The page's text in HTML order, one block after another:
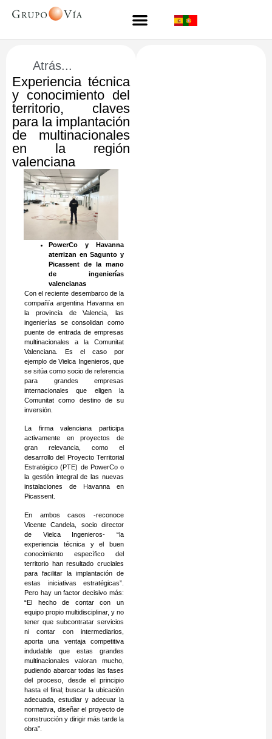
Atrás...
Experiencia técnica
y conocimiento del
territorio, claves
para la implantación
de multinacionales
en la región
valenciana
PowerCo y Havanna
aterrizan en Sagunto y
Picassent de la mano
de ingenierías
valencianas
Con el reciente desembarco de la
compañía argentina Havanna en
la provincia de Valencia, las
ingenierías se consolidan como
puente de entrada de empresas
multinacionales a la Comunitat
Valenciana. Es el caso por
ejemplo de Vielca Ingenieros, que
se sitúa como socio de referencia
para grandes empresas
internacionales que eligen la
Comunitat como destino de su
inversión.
La firma valenciana participa
activamente en proyectos de
gran relevancia, como el
desarrollo del Proyecto Territorial
Estratégico (PTE) de PowerCo o
la gestión integral de las nuevas
instalaciones de Havanna en
Picassent.
En ambos casos -reconoce
Vicente Candela, socio director
de Vielca Ingenieros- “la
experiencia técnica y el buen
conocimiento específico del
territorio han resultado cruciales
para facilitar la implantación de
estas iniciativas estratégicas”.
Pero hay un factor decisivo más:
“El hecho de contar con un
equipo propio multidisciplinar, y no
tener que subcontratar servicios
ni contar con intermediarios,
aporta una ventaja competitiva
indudable que estas grandes
multinacionales valoran mucho,
pudiendo abarcar todas las fases
del proceso, desde el principio
hasta el final; buscar la ubicación
adecuada, estudiar y adecuar la
normativa, diseñar el proyecto de
construcción y dirigir más tarde la
obra”.